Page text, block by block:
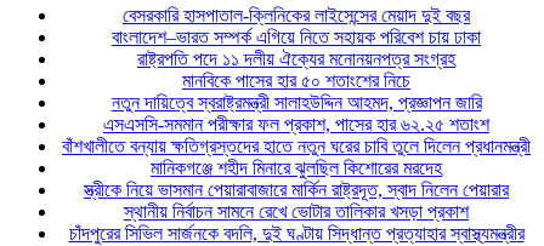
বেসরকারি হাসপাতাল-ক্লিনিকের লাইসেন্সের মেয়াদ দুই বছর
বাংলাদেশ–ভারত সম্পর্ক এগিয়ে নিতে সহায়ক পরিবেশ চায় ঢাকা
রাষ্ট্রপতি পদে ১১ দলীয় ঐক্যের মনোনয়নপত্র সংগ্রহ
মানবিকে পাসের হার ৫০ শতাংশের নিচে
নতুন দায়িত্বে স্বরাষ্ট্রমন্ত্রী সালাহউদ্দিন আহমদ, প্রজ্ঞাপন জারি
এসএসসি-সমমান পরীক্ষার ফল প্রকাশ, পাসের হার ৬২.২৫ শতাংশ
বাঁশখালীতে বন্যায় ক্ষতিগ্রস্তদের হাতে নতুন ঘরের চাবি তুলে দিলেন প্রধানমন্ত্রী
মানিকগঞ্জে শহীদ মিনারে ঝুলছিল কিশোরের মরদেহ
স্ত্রীকে নিয়ে ভাসমান পেয়ারাবাজারে মার্কিন রাষ্ট্রদূত, স্বাদ নিলেন পেয়ারার
স্থানীয় নির্বাচন সামনে রেখে ভোটার তালিকার খসড়া প্রকাশ
চাঁদপুরের সিভিল সার্জনকে বদলি, দুই ঘণ্টায় সিদ্ধান্ত প্রত্যাহার স্বাস্থ্যমন্ত্রীর